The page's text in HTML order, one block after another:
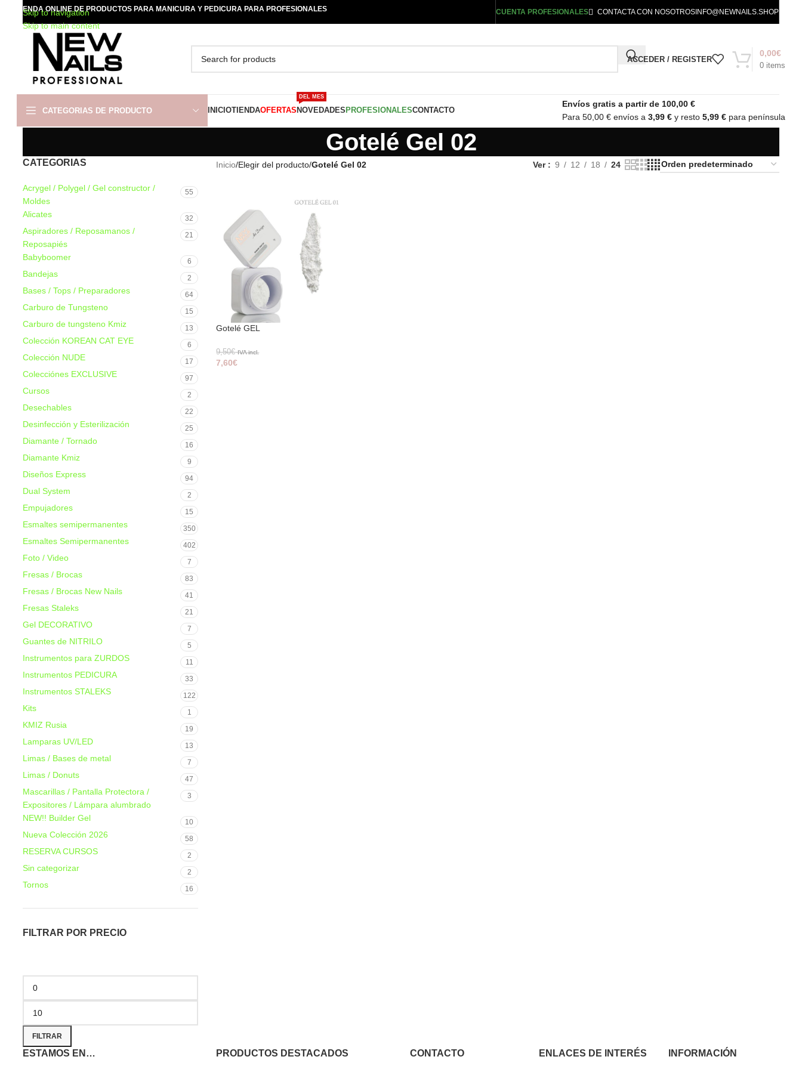
Skip to navigation
Skip to main content
TIENDA ONLINE DE PRODUCTOS PARA MANICURA Y PEDICURA PARA PROFESIONALES CUENTA PROFESIONALES CONTACTA CON NOSOTROS INFO@NEWNAILS.SHOP
ACCEDER / REGISTER
0 items
0,00€
CATEGORIAS DE PRODUCTO INICIOTIENDAOFERTAS NOVEDADES
DEL MES
PROFESIONALESCONTACTO
Envíos gratis a partir de 100,00 €
Para 50,00 € envíos a3,99 € y resto5,99 € para península
Gotelé Gel 02
CATEGORIAS
Acrygel / Polygel / Gel constructor /
Moldes
55
Alicates 32
Aspiradores / Reposamanos /
Reposapiés
21
Babyboomer 6
Bandejas 2
Bases / Tops / Preparadores 64
Carburo de Tungsteno 15
Carburo de tungsteno Kmiz 13
Colección KOREAN CAT EYE 6
Colección NUDE 17
Colecciónes EXCLUSIVE 97
Cursos 2
Desechables 22
Desinfección y Esterilización 25
Diamante / Tornado 16
Diamante Kmiz 9
Diseños Express 94
Dual System 2
Empujadores 15
Esmaltes semipermanentes 350
Esmaltes Semipermanentes 402
Foto / Video 7
Fresas / Brocas 83
Fresas / Brocas New Nails 41
Fresas Staleks 21
Gel DECORATIVO 7
Guantes de NITRILO 5
Instrumentos para ZURDOS 11
Instrumentos PEDICURA 33
Instrumentos STALEKS 122
Kits 1
KMIZ Rusia 19
Lamparas UV/LED 13
Limas / Bases de metal 7
Limas / Donuts 47
Mascarillas / Pantalla Protectora /
Expositores / Lámpara alumbrado
3
NEW!! Builder Gel 10
Nueva Colección 2026 58
RESERVA CURSOS 2
Sin categorizar 2
Tornos 16
FILTRAR POR PRECIO
FILTRAR
Inicio/Elegir del producto/Gotelé Gel 02 Ver 9 12 18 24
Gotelé GEL
9,50€ IVA incl.
7,60€
ESTAMOS EN… PRODUCTOS DESTACADOS CONTACTO ENLACES DE INTERÉS INFORMACIÓN